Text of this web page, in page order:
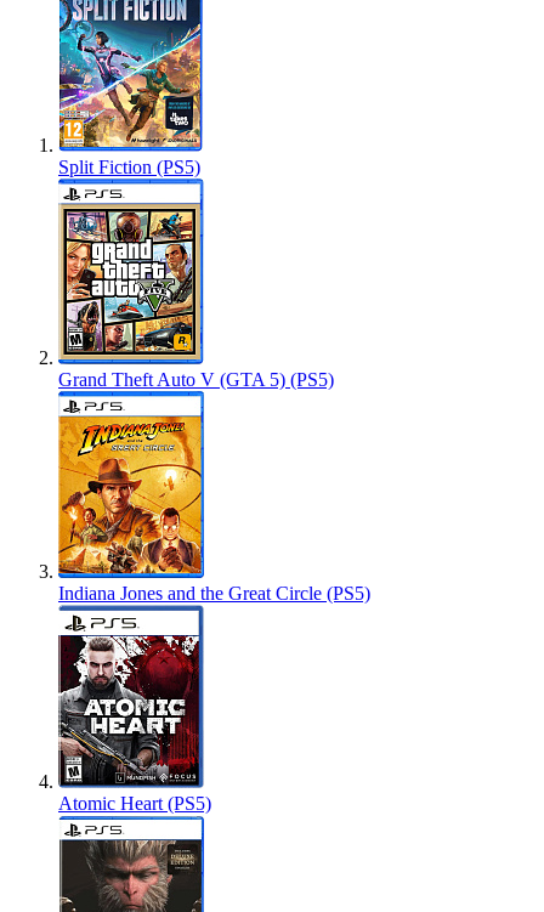
Split Fiction (PS5)
Grand Theft Auto V (GTA 5) (PS5)
Indiana Jones and the Great Circle (PS5)
Atomic Heart (PS5)